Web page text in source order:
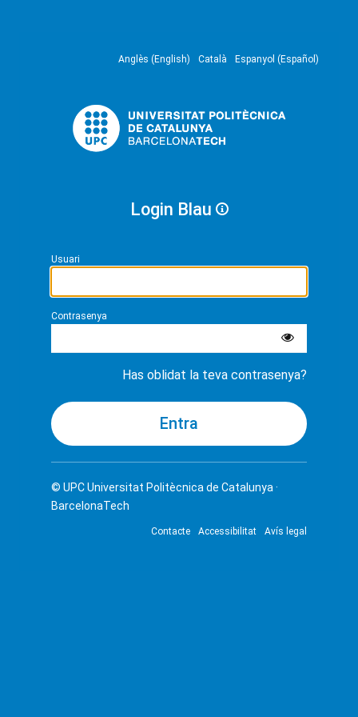
Anglès (English) Català Espanyol (Español)
Login Blau
Usuari
Contrasenya
Has oblidat la teva contrasenya?
© UPCUniversitat Politècnica de Catalunya ·
BarcelonaTech
Contacte Accessibilitat Avís legal